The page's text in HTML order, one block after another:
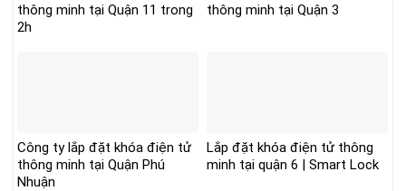
thông minh tại Quận 11 trong
2h
thông minh tại Quận 3
Công ty lắp đặt khóa điện tử
thông minh tại Quận Phú
Nhuận
Lắp đặt khóa điện tử thông
minh tại quận 6 | Smart Lock